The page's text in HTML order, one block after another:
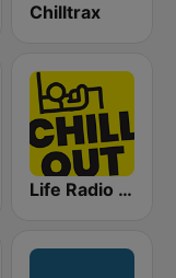
Chilltrax
Life Radio Chill Out